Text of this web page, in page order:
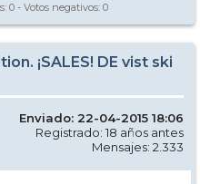
0 - Votos negativos: 0
¡SALES! DE vist ski
Enviado: 22-04-2015 18:06
Registrado: 18 años antes
Mensajes: 2.333